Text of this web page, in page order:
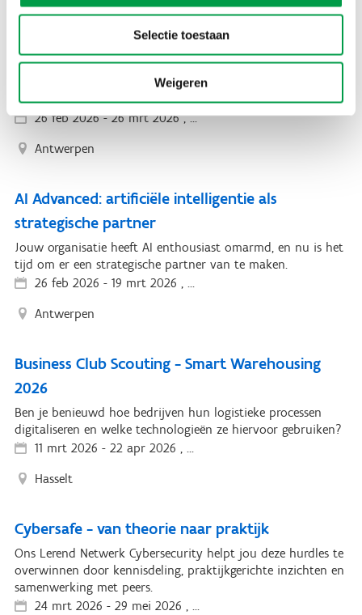
Selectie toestaan
Weigeren
AI Fundamentals: opleiding voor structureel AI-
gebruik
Heb jij AI al geïntegreerd als structureel hulpmiddel in je
organisatie? Een goed begin is het halve werk.
26 feb 2026-26 mrt 2026 , ...
Antwerpen
AI Advanced: artificiële intelligentie als
strategische partner
Jouw organisatie heeft AI enthousiast omarmd, en nu is het
tijd om er een strategische partner van te maken.
26 feb 2026 - 19 mrt 2026 , ...
Antwerpen
Business Club Scouting - Smart Warehousing
2026
Ben je benieuwd hoe bedrijven hun logistieke processen
digitaliseren en welke technologieën ze hiervoor gebruiken?
11 mrt 2026 - 22 apr 2026 , ...
Hasselt
Cybersafe - van theorie naar praktijk
Ons Lerend Netwerk Cybersecurity helpt jou deze hurdles te
overwinnen door kennisdeling, praktijkgerichte inzichten en
samenwerking met peers.
24 mrt 2026 - 29 mei 2026 , ...